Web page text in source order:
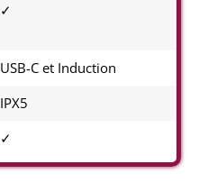
✓
USB-C et Induction
IPX5
✓